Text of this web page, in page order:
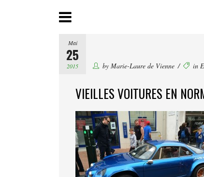
Mai
25
2015 by Marie-Laure de Vienne in
VIEILLES VOITURES EN